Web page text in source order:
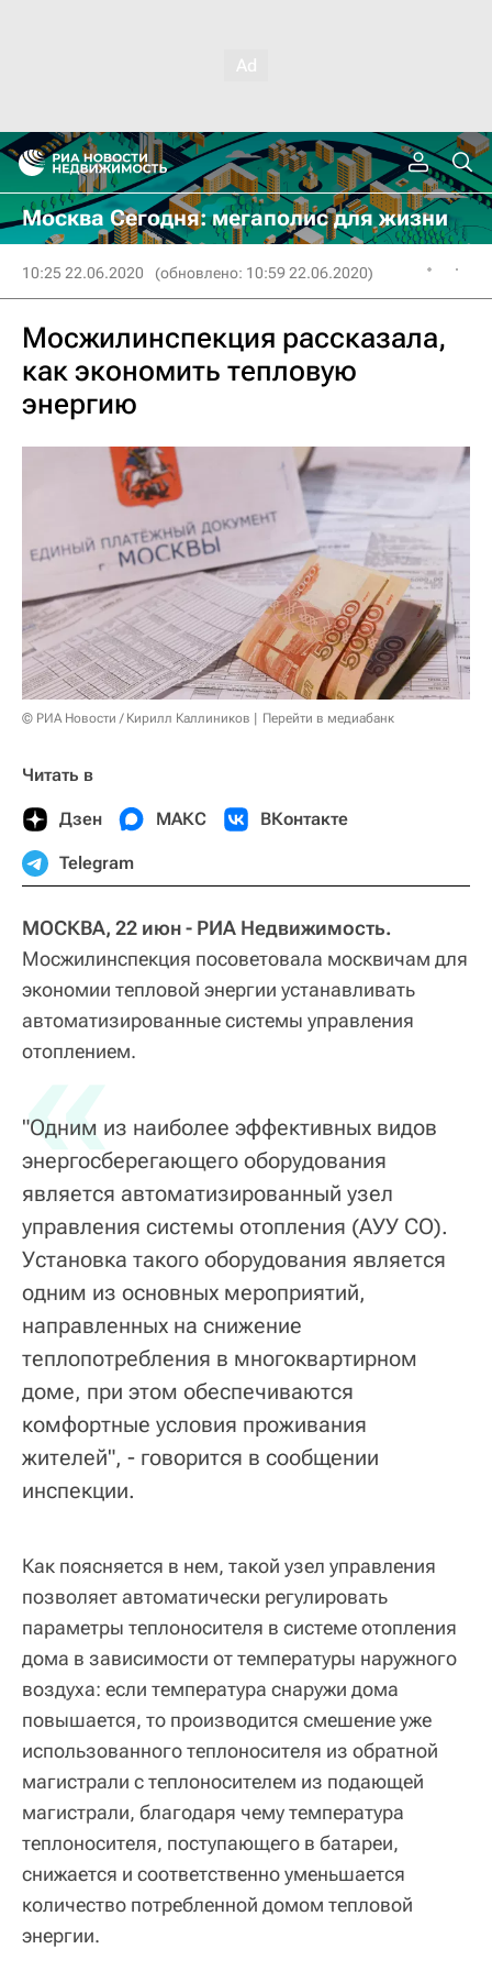
Москва Сегодня: мегаполис для жизни
10:25 22.06.2020 (обновлено: 10:59 22.06.2020)
Мосжилинспекция рассказала,
как экономить тепловую
энергию
© РИА Новости / Кирилл Каллиников Перейти в медиабанк
Читать в
Дзен МАКС ВКонтакте
Telegram
МОСКВА, 22 июн - РИА Недвижимость.
Мосжилинспекция посоветовала москвичам для
экономии тепловой энергии устанавливать
автоматизированные системы управления
отоплением.
«
"Одним из наиболее эффективных видов
энергосберегающего оборудования
является автоматизированный узел
управления системы отопления (АУУ СО).
Установка такого оборудования является
одним из основных мероприятий,
направленных на снижение
теплопотребления в многоквартирном
доме, при этом обеспечиваются
комфортные условия проживания
жителей", - говорится в сообщении
инспекции.
Как поясняется в нем, такой узел управления
позволяет автоматически регулировать
параметры теплоносителя в системе отопления
дома в зависимости от температуры наружного
воздуха: если температура снаружи дома
повышается, то производится смешение уже
использованного теплоносителя из обратной
магистрали с теплоносителем из подающей
магистрали, благодаря чему температура
теплоносителя, поступающего в батареи,
снижается и соответственно уменьшается
количество потребленной домом тепловой
энергии.